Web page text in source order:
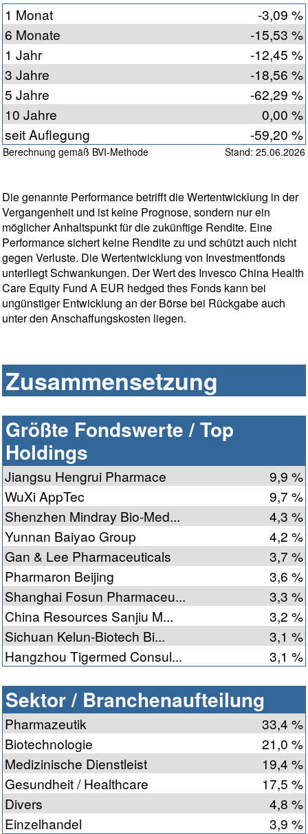
1 Monat
-3,09 %
6 Monate
-15,53 %
1 Jahr
-12,45 %
3 Jahre
-18,56 %
5 Jahre
-62,29 %
10 Jahre
0,00 %
seit Auflegung
-59,20 %
Berechnung gemäß BVI-Methode Stand: 25.06.2026
Die genannte Performance betrifft die Wertentwicklung in der
Vergangenheit und ist keine Prognose, sondern nur ein
möglicher Anhaltspunkt für die zukünftige Rendite. Eine
Performance sichert keine Rendite zu und schützt auch nicht
gegen Verluste. Die Wertentwicklung von Investmentfonds
unterliegt Schwankungen. Der Wert des Invesco China Health
Care Equity Fund A EUR hedged thes Fonds kann bei
ungünstiger Entwicklung an der Börse bei Rückgabe auch
unter den Anschaffungskosten liegen.
Zusammensetzung
Größte Fondswerte / Top
Holdings
Jiangsu Hengrui Pharmace
9,9 %
WuXi AppTec
9,7 %
Shenzhen Mindray Bio-Med...
4,3 %
Yunnan Baiyao Group
4,2 %
Gan & Lee Pharmaceuticals
3,7 %
Pharmaron Beijing
3,6 %
Shanghai Fosun Pharmaceu...
3,3 %
China Resources Sanjiu M...
3,2 %
Sichuan Kelun-Biotech Bi...
3,1 %
Hangzhou Tigermed Consul...
3,1 %
Sektor / Branchenaufteilung
Pharmazeutik
33,4 %
Biotechnologie
21,0 %
Medizinische Dienstleist
19,4 %
Gesundheit / Healthcare
17,5 %
Divers
4,8 %
Einzelhandel
3,9 %